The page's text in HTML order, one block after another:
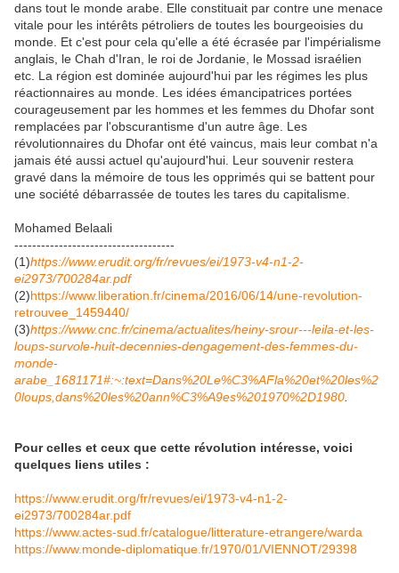
dans tout le monde arabe. Elle constituait par contre une menace
vitale pour les intérêts pétroliers de toutes les bourgeoisies du
monde. Et c'est pour cela qu'elle a été écrasée par l'impérialisme
anglais, le Chah d'Iran, le roi de Jordanie, le Mossad israélien
etc. La région est dominée aujourd'hui par les régimes les plus
réactionnaires au monde. Les idées émancipatrices portées
courageusement par les hommes et les femmes du Dhofar sont
remplacées par l'obscurantisme d'un autre âge. Les
révolutionnaires du Dhofar ont été vaincus, mais leur combat n'a
jamais été aussi actuel qu'aujourd'hui. Leur souvenir restera
gravé dans la mémoire de tous les opprimés qui se battent pour
une société débarrassée de toutes les tares du capitalisme.
Mohamed Belaali
------------------------------------
(1)https://www.erudit.org/fr/revues/ei/1973-v4-n1-2-
ei2973/700284ar.pdf
(2)https://www.liberation.fr/cinema/2016/06/14/une-revolution-
retrouvee_1459440/
(3)https://www.cnc.fr/cinema/actualites/heiny-srour---leila-et-les-
loups-survole-huit-decennies-dengagement-des-femmes-du-
monde-
arabe_1681171#:~:text=Dans%20Le%C3%AFla%20et%20les%2
0loups,dans%20les%20ann%C3%A9es%201970%2D1980
Pour celles et ceux que cette révolution intéresse, voici
quelques liens utiles :
https://www.erudit.org/fr/revues/ei/1973-v4-n1-2-
ei2973/700284ar.pdf
https://www.actes-sud.fr/catalogue/litterature-etrangere/warda
https://www.monde-diplomatique.fr/1970/01/VIENNOT/29398